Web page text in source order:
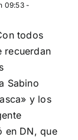
09:53-
todos
recuerdan
Sabino
y los
en DN, que